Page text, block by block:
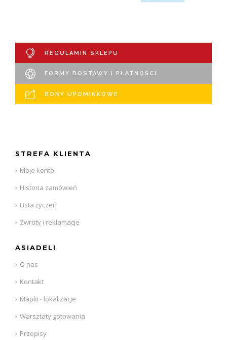
REGULAMIN SKLEPU
FORMY DOSTAWY I PŁATNOŚCI
BONY UPOMINKOWE
STREFA KLIENTA
Moje konto
Historia zamówień
Lista życzeń
Zwroty i reklamacje
ASIADELI
O nas
Kontakt
Mapki - lokalizacje
Warsztaty gotowania
Przepisy